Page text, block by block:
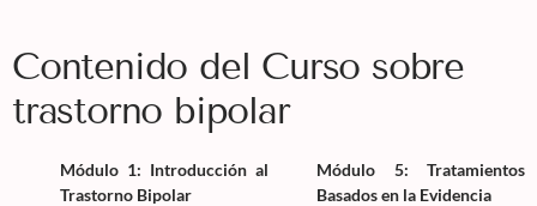
Contenido del Curso sobre
trastorno bipolar
Módulo 1: Introducción al
Trastorno Bipolar
Módulo 5: Tratamientos
Basados en la Evidencia